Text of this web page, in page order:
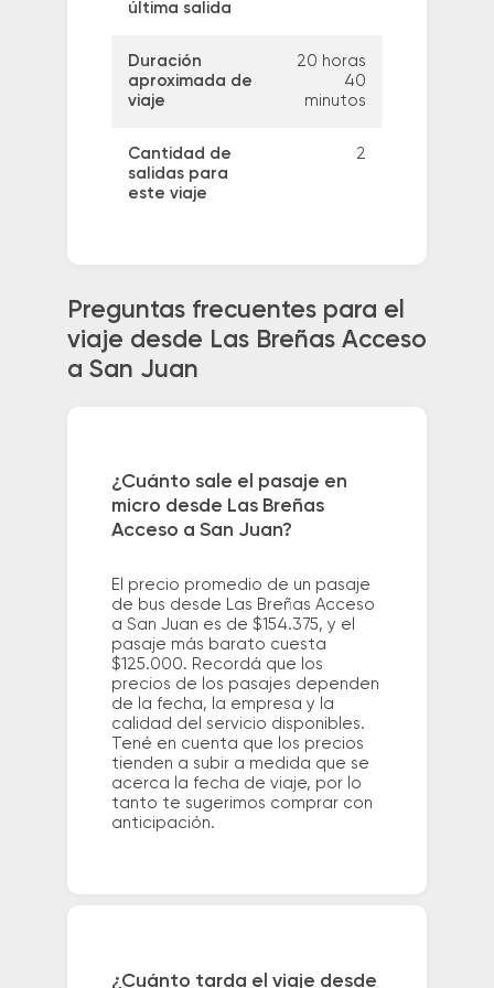
última salida
Duración
aproximada de
viaje
20 horas
40
minutos
Cantidad de
salidas para
este viaje
2
Preguntas frecuentes para el
viaje desde Las Breñas Acceso
a San Juan
¿Cuánto sale el pasaje en
micro desde Las Breñas
Acceso a San Juan?
El precio promedio de un pasaje
de bus desde Las Breñas Acceso
a San Juan es de $154.375, y el
pasaje más barato cuesta
$125.000. Recordá que los
precios de los pasajes dependen
de la fecha, la empresa y la
calidad del servicio disponibles.
Tené en cuenta que los precios
tienden a subir a medida que se
acerca la fecha de viaje, por lo
tanto te sugerimos comprar con
anticipación.
¿Cuánto tarda el viaje desde